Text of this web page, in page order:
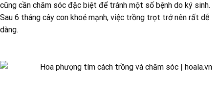
cũng cần chăm sóc đặc biệt để tránh một số bệnh do ký sinh.
Sau 6 tháng cây con khoẻ mạnh, việc trồng trọt trở nên rất dễ
dàng.